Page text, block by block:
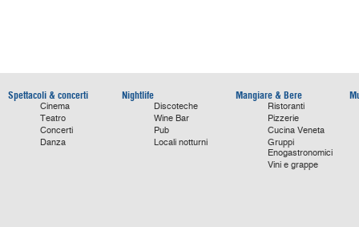
Spettacoli & concerti
Cinema
Teatro
Concerti
Danza
Nightlife
Discoteche
Wine Bar
Pub
Locali notturni
Mangiare & Bere
Ristoranti
Pizzerie
Cucina Veneta
Gruppi
Enogastronomici
Vini e grappe